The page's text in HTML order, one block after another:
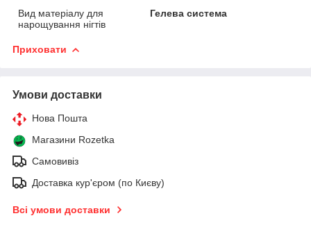
Вид матеріалу для
нарощування нігтів
Гелева система
Приховати
Умови доставки
Нова Пошта
Магазини Rozetka
Самовивіз
Доставка кур'єром (по Києву)
Всі умови доставки